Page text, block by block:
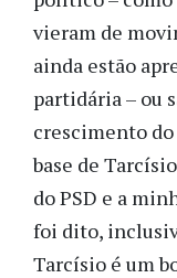
vieram de
ainda estão
partidária – ou
crescimento
base de
do PSD e a
foi dito,
Tarcísio é um